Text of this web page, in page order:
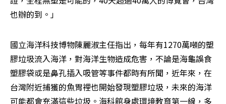
也辦的到。」
國立海洋科技博物陳麗淑主任指出，每年有1270萬噸的塑
膠垃圾流入海洋，對海洋生物造成危害，不論是海龜誤食
塑膠袋或是鼻孔插入吸管等事件都時有所聞，近年來，在
台灣附近捕獲的魚胃裡也開始發現塑膠垃圾，未來的海洋
可能都會充滿這些垃圾。海科館身處環境教育第一線，多